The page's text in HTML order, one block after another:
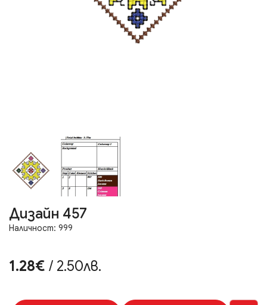
Дизайн 457
Наличност: 999
1.28€ / 2.50лв.